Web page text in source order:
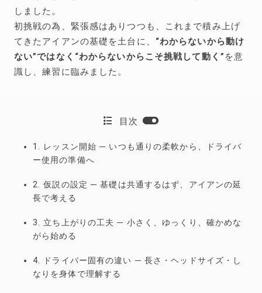
しました。
初挑戦の為、緊張感はありつつも、これまで積み上げ
てきたアイアンの基礎を土台に、 “わからないから動け
ない”ではなく“わからないからこそ挑戦して動く” を意
識し、練習に臨みました。
目次
1. レッスン開始 ─ いつも通りの柔軟から、ドライバ
ー使用の準備へ
2. 仮説の設定 ─ 基礎は共通するはず、アイアンの延
長で考える
3. 立ち上がりの工夫 ─ 小さく、ゆっくり、確かめな
がら始める
4. ドライバー固有の違い ─ 長さ・ヘッドサイズ・し
なりを身体で理解する